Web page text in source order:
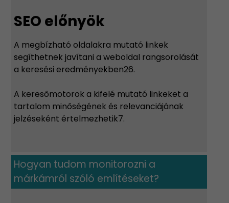
SEO előnyök
A megbízható oldalakra mutató linkek
segíthetnek javítani a weboldal rangsorolását
a keresési eredményekben26.
A keresőmotorok a kifelé mutató linkeket a
tartalom minőségének és relevanciájának
jelzéseként értelmezhetik7.
Hogyan tudom monitorozni a
márkámról szóló említéseket?